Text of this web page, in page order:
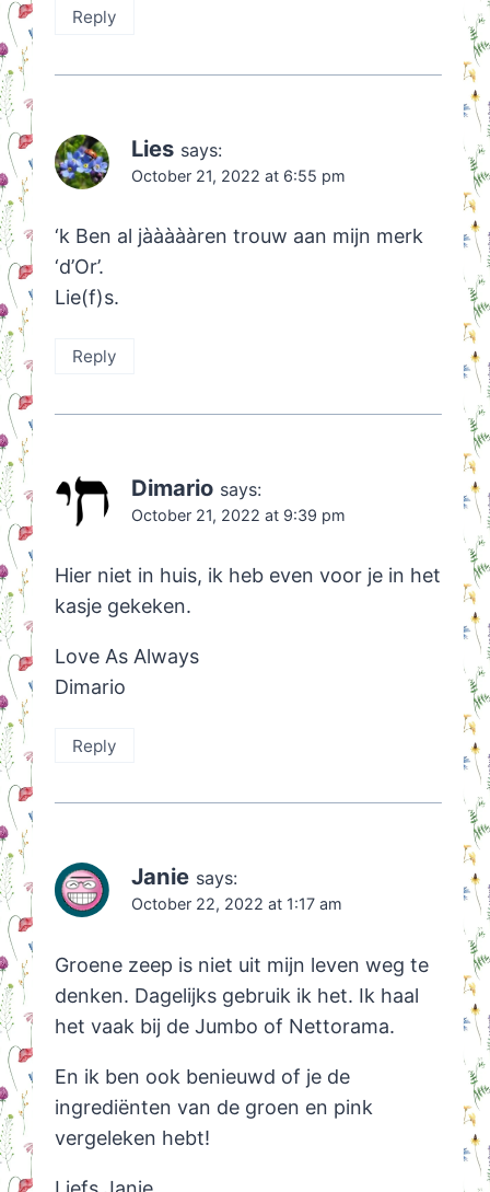
Reply
Lies says:
October 21, 2022 at 6:55 pm
‘k Ben al jàààààren trouw aan mijn merk
‘d’Or’.
Lie(f)s.
Reply
Dimario says:
October 21, 2022 at 9:39 pm
Hier niet in huis, ik heb even voor je in het
kasje gekeken.
Love As Always
Dimario
Reply
Janie says:
October 22, 2022 at 1:17 am
Groene zeep is niet uit mijn leven weg te
denken. Dagelijks gebruik ik het. Ik haal
het vaak bij de Jumbo of Nettorama.
En ik ben ook benieuwd of je de
ingrediënten van de groen en pink
vergeleken hebt!